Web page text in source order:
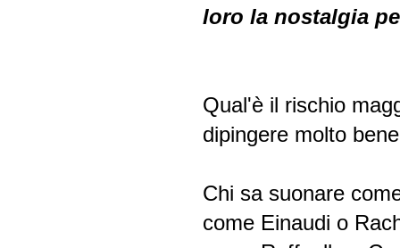
loro la nostalgia
Qual'è il rischio
dipingere molto
Chi sa suonare
come Einaudi o